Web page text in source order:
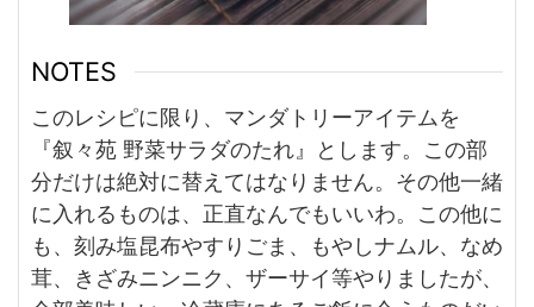
NOTES
このレシピに限り、マンダトリーアイテムを
『叙々苑 野菜サラダのたれ』とします。この部
分だけは絶対に替えてはなりません。その他一緒
に入れるものは、正直なんでもいいわ。この他に
も、刻み塩昆布やすりごま、もやしナムル、なめ
茸、きざみニンニク、ザーサイ等やりましたが、